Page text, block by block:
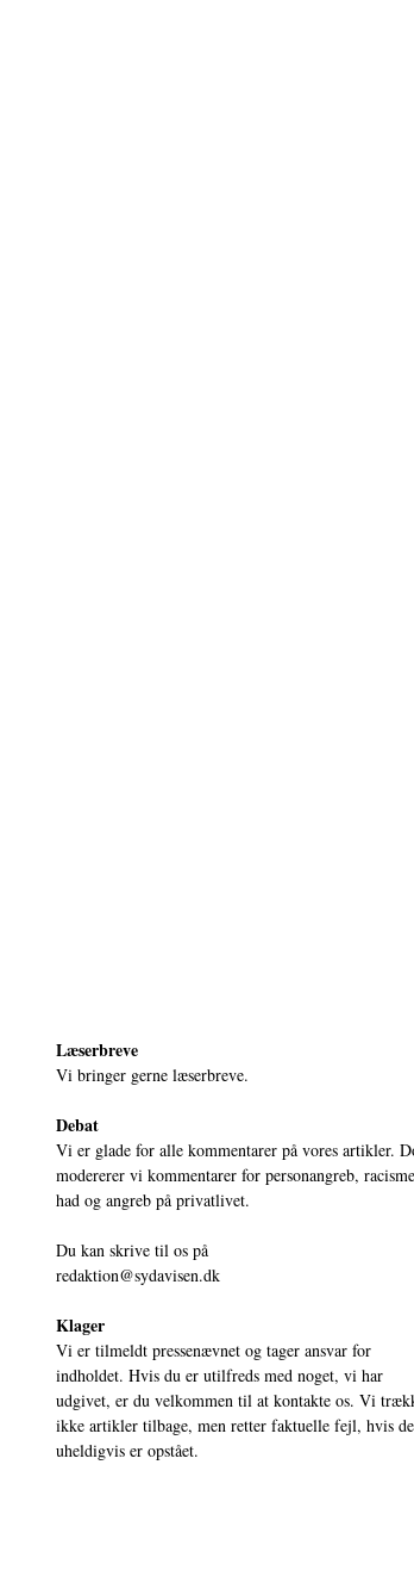
Læserbreve
Vi bringer gerne læserbreve.
Debat
Vi er glade for alle kommentarer på vores artikler.
modererer vi kommentarer for personangreb,
had og angreb på privatlivet.
Du kan skrive til os på
redaktion@sydavisen.dk
Klager
Vi er tilmeldt pressenævnet og tager ansvar for
indholdet. Hvis du er utilfreds med noget, vi har
udgivet, er du velkommen til at kontakte os. Vi
ikke artikler tilbage, men retter faktuelle fejl, hvis de
uheldigvis er opstået.